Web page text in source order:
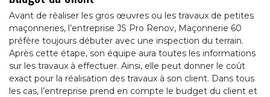
Avant de réaliser les gros œuvres ou les travaux de petites
maçonneries, l’entreprise JS Pro Renov, Maçonnerie 60
préfère toujours débuter avec une inspection du terrain.
Après cette étape, son équipe aura toutes les informations
sur les travaux à effectuer. Ainsi, elle peut donner le coût
exact pour la réalisation des travaux à son client. Dans tous
les cas, l’entreprise prend en compte le budget du client et